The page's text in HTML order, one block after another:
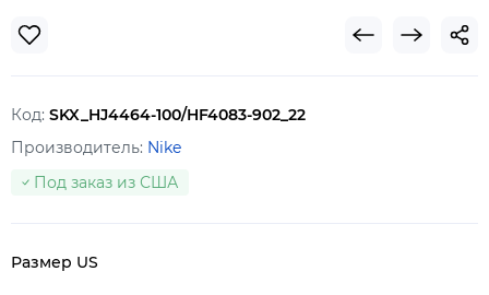
Код: SKX_HJ4464-100/HF4083-902_22
Производитель: Nike
Под заказ из США
Размер US